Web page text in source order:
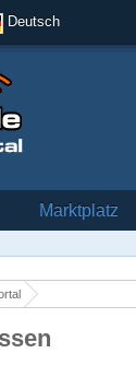
Deutsch
Marktplatz